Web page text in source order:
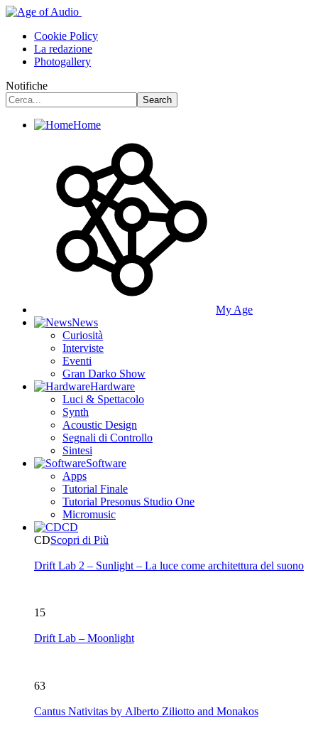
Cookie Policy
La redazione
Photogallery
Notifiche
Home
My Age
News
Curiosità
Interviste
Eventi
Gran Darko Show
Hardware
Luci & Spettacolo
Synth
Acoustic Design
Segnali di Controllo
Sintesi
Software
Apps
Tutorial Finale
Tutorial Presonus Studio One
Micromusic
CD
CDScopri di Più
Drift Lab 2 – Sunlight – La luce come architettura del suono
15
Drift Lab – Moonlight
63
Cantus Nativitas by Alberto Ziliotto and Monakos